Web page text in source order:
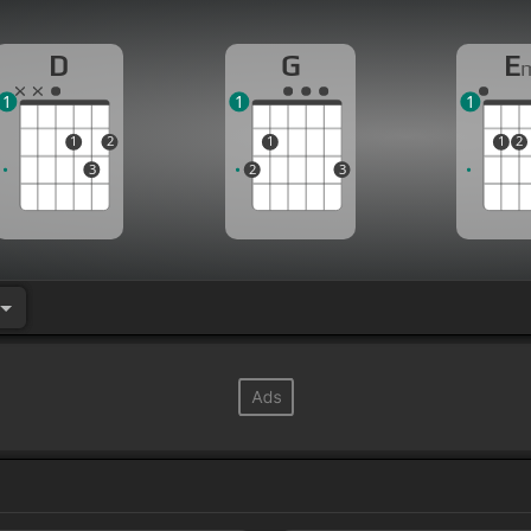
D
1
3
2
1
G
2
1
3
1
E
1 2
1